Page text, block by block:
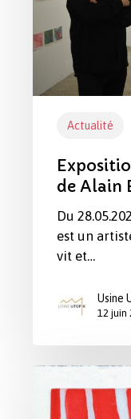
Buhot
Actualité
de Alain
Du
est un
vit et…
Usine
12 juin
“Nos
ascensions